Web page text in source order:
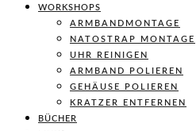
WORKSHOPS
ARMBANDMONTAGE
NATOSTRAP MONTAGE
UHR REINIGEN
ARMBAND POLIEREN
GEHÄUSE POLIEREN
KRATZER ENTFERNEN
BÜCHER